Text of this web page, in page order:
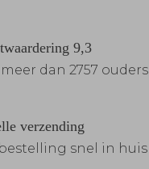
9,3
dan 2757 ouders
verzending
snel in huis